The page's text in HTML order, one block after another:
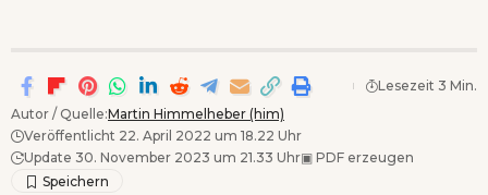
Autor / Quelle:Martin Himmelheber (him)
Veröffentlicht 22. April 2022 um 18.22 Uhr
Update 30. November 2023 um 21.33 Uhr▣ PDF erzeugen
Lesezeit 3 Min.